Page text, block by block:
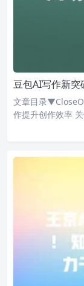
豆包AI写作新
文章目录
作提升创作效率